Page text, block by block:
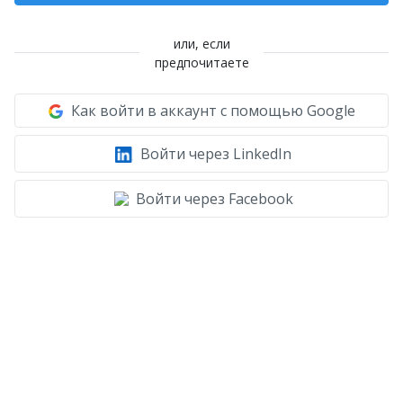
или, если
предпочитаете
Как войти в аккаунт с помощью Google
Войти через LinkedIn
Войти через Facebook